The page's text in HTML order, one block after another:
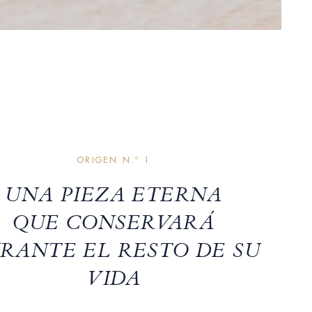
ORIGEN N.º 1
UNA PIEZA ETERNA
QUE CONSERVARÁ
EL RESTO DE SU
VIDA